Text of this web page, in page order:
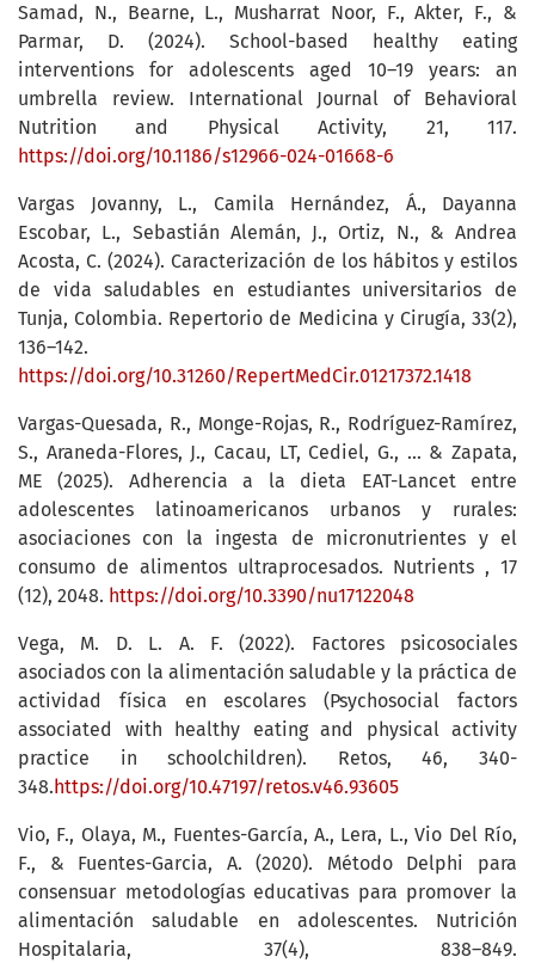
Samad, N., Bearne, L., Musharrat Noor, F., Akter, F., &
Parmar, D. (2024). School-based healthy eating
interventions for adolescents aged 10–19 years: an
umbrella review. International Journal of Behavioral
Nutrition and Physical Activity, 21, 117.
https://doi.org/10.1186/s12966-024-01668-6
Vargas Jovanny, L., Camila Hernández, Á., Dayanna
Escobar, L., Sebastián Alemán, J., Ortiz, N., & Andrea
Acosta, C. (2024). Caracterización de los hábitos y estilos
de vida saludables en estudiantes universitarios de
Tunja, Colombia. Repertorio de Medicina y Cirugía, 33(2),
136–142.
https://doi.org/10.31260/RepertMedCir.01217372.1418
Vargas-Quesada, R., Monge-Rojas, R., Rodríguez-Ramírez,
S., Araneda-Flores, J., Cacau, LT, Cediel, G., ... & Zapata,
ME (2025). Adherencia a la dieta EAT-Lancet entre
adolescentes latinoamericanos urbanos y rurales:
asociaciones con la ingesta de micronutrientes y el
consumo de alimentos ultraprocesados. Nutrients , 17
(12), 2048. https://doi.org/10.3390/nu17122048
Vega, M. D. L. A. F. (2022). Factores psicosociales
asociados con la alimentación saludable y la práctica de
actividad física en escolares (Psychosocial factors
associated with healthy eating and physical activity
practice in schoolchildren). Retos, 46, 340-
348. https://doi.org/10.47197/retos.v46.93605
Vio, F., Olaya, M., Fuentes-García, A., Lera, L., Vio Del Río,
F., & Fuentes-Garcia, A. (2020). Método Delphi para
consensuar metodologías educativas para promover la
alimentación saludable en adolescentes. Nutrición
Hospitalaria, 37(4), 838–849.